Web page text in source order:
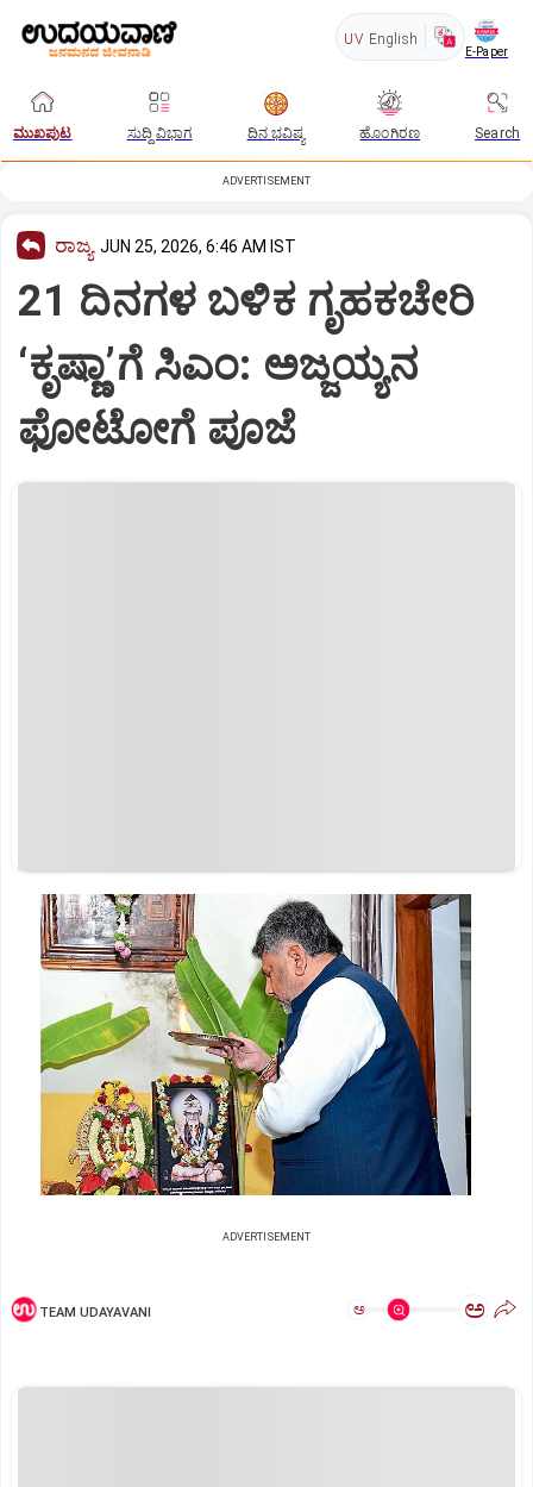
UV English
E-Paper
ಮುಖಪುಟ ಸುದ್ದಿ ವಿಭಾಗ ದಿನ ಭವಿಷ್ಯ ಹೊಂಗಿರಣ Search
ADVERTISEMENT
ರಾಜ್ಯ JUN 25, 2026, 6:46 AM IST
21 ದಿನಗಳ ಬಳಿಕ ಗೃಹಕಚೇರಿ
‘ಕೃಷ್ಣಾ’ಗೆ ಸಿಎಂ: ಅಜ್ಜಯ್ಯನ
ಫೋಟೋಗೆ ಪೂಜೆ
ADVERTISEMENT
TEAM UDAYAVANI ಅ ಅ